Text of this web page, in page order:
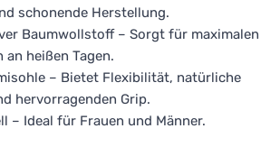
schonende Herstellung.
Baumwollstoff – Sorgt für maximalen
heißen Tagen.
– Bietet Flexibilität, natürliche
hervorragenden Grip.
– Ideal für Frauen und Männer.